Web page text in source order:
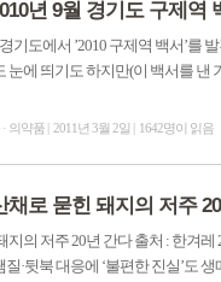
년 9월 경기도 구제
기도에서 ’2010 구제역 백서’
눈에 띄기도 하지만(이 백서를
의약품 2011년 3월 2일 1642명이 읽음
채로 묻힌 돼지의 저주
의 저주 20년 간다 출처 : 한겨레
질·뒷북 대응에 ‘불편한 진실’도